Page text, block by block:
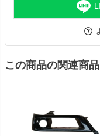
この商品の関連商品